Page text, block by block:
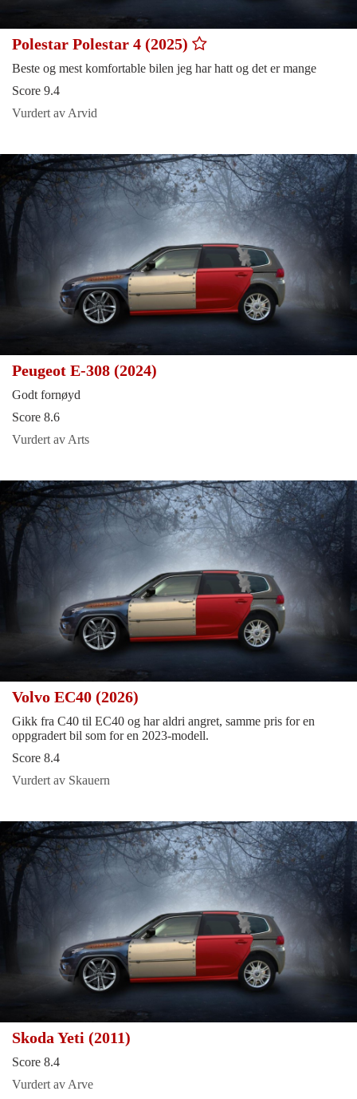
Polestar Polestar 4 (2025)
Beste og mest komfortable bilen jeg har hatt og det er mange
Score 9.4
Vurdert av Arvid
Peugeot E-308 (2024)
Godt fornøyd
Score 8.6
Vurdert av Arts
Volvo EC40 (2026)
Gikk fra C40 til EC40 og har aldri angret, samme pris for en
oppgradert bil som for en 2023-modell.
Score 8.4
Vurdert av Skauern
Skoda Yeti (2011)
Score 8.4
Vurdert av Arve